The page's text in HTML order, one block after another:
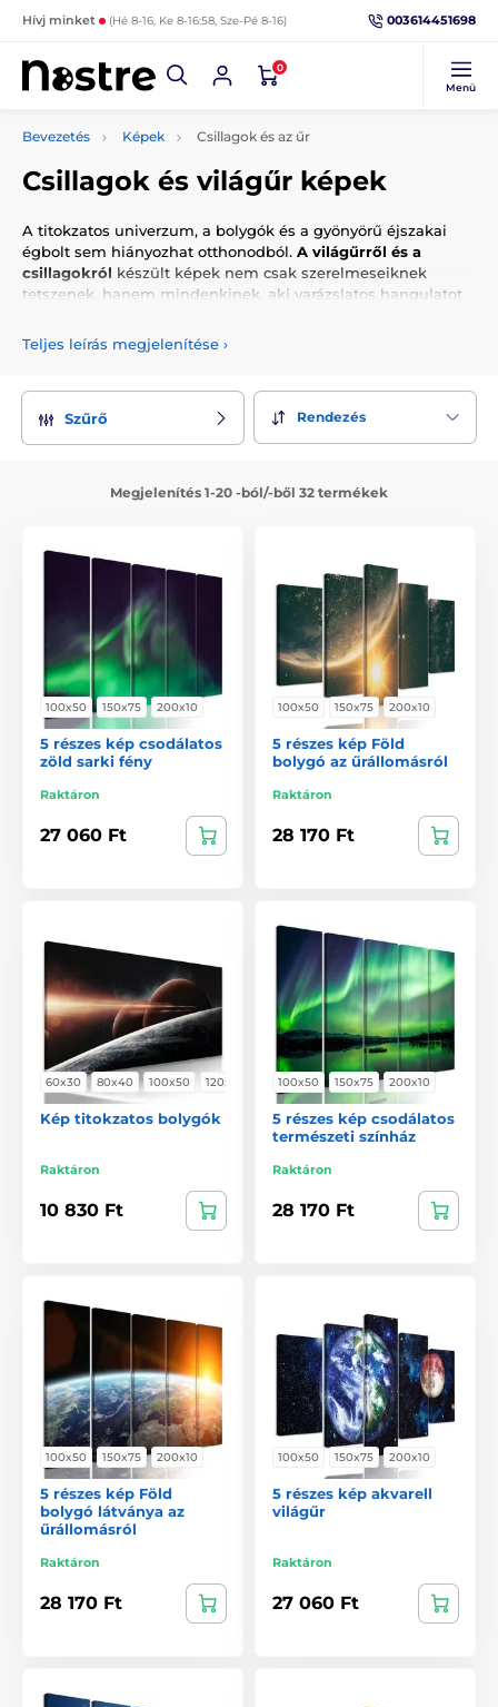
Hívj minket (Hé 8-16, Ke 8-16:58, Sze-Pé 8-16) 003614451698
0
Menü
Bevezetés Képek Csillagok és az űr
Csillagok és világűr képek
A titokzatos univerzum, a bolygók és a gyönyörű éjszakai
égbolt sem hiányozhat otthonodból. A világűrről és a
csillagokról készült képek nem csak szerelmeseiknek
tetszenek, hanem mindenkinek, aki varázslatos hangulatot
érezheti magát, mint egy űrexpedíción, vagy elalszik a
varázslatos éjszakai égbolt láttán. Javasoljuk, hogy az eredeti
helyezze el. Hiszen ki ne szeretne egy lenyűgöző
univerzumot a falán!
Teljes leírás megjelenítése ›
Szűrő Rendezés
Megjelenítés 1-20 -ból/-ből 32 termékek
100x50 150x75 200x10
5 részes kép csodálatos
zöld sarki fény
Raktáron
27 060 Ft
100x50 150x75 200x10
5 részes kép Föld
bolygó az űrállomásról
Raktáron
28 170 Ft
60x30 80x40 100x50 120x60
Kép titokzatos bolygók
Raktáron
10 830 Ft
100x50 150x75 200x10
5 részes kép csodálatos
természeti színház
Raktáron
28 170 Ft
100x50 150x75 200x10
5 részes kép Föld
bolygó látványa az
űrállomásról
Raktáron
28 170 Ft
100x50 150x75 200x10
5 részes kép akvarell
világűr
Raktáron
27 060 Ft